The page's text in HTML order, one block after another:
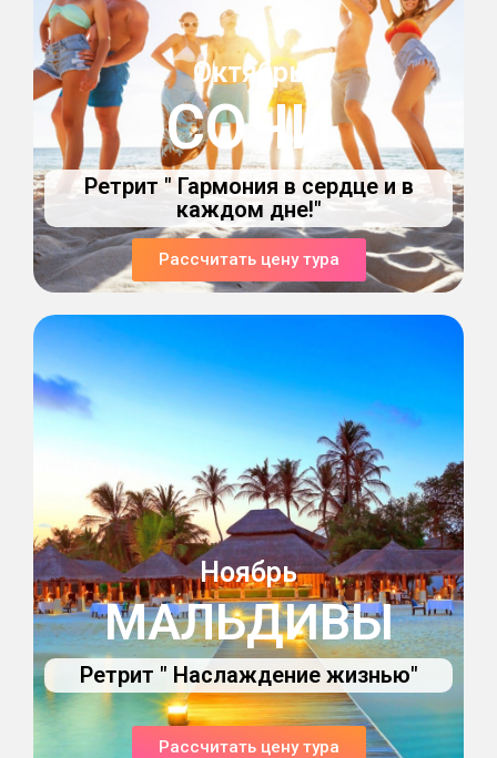
Октябрь
СОЧИ
Ретрит " Гармония в сердце и в
каждом дне!"
Рассчитать цену тура
Ноябрь
МАЛЬДИВЫ
Ретрит " Наслаждение жизнью"
Рассчитать цену тура